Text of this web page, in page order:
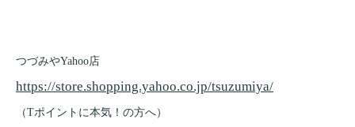
つづみやYahoo店
https://store.shopping.yahoo.co.jp/tsuzumiya/
（Tポイントに本気！の方へ）